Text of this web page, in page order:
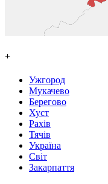
+
Ужгород
Мукачево
Берегово
Хуст
Рахів
Тячів
Україна
Світ
Закарпаття